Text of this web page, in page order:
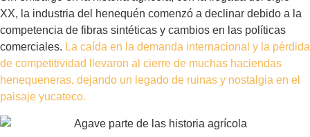
XX, la industria del henequén comenzó a declinar debido a la
competencia de fibras sintéticas y cambios en las políticas
comerciales. La caída en la demanda internacional y la pérdida
de competitividad llevaron al cierre de muchas haciendas
henequeneras, dejando un legado de ruinas y nostalgia en el
paisaje yucateco.